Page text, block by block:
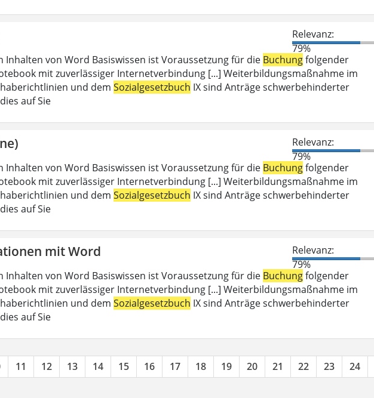
Relevanz:
79%
von Word Basiswissen ist Voraussetzung für die Buchungfolgender
mit zuverlässiger Internetverbindung [...] Weiterbildungsmaßnahme im
und dem Sozialgesetzbuch IX sind Anträge schwerbehinderter
auf Sie
Relevanz:
79%
von Word Basiswissen ist Voraussetzung für die Buchungfolgender
mit zuverlässiger Internetverbindung [...] Weiterbildungsmaßnahme im
und dem Sozialgesetzbuch IX sind Anträge schwerbehinderter
auf Sie
mit Word
Relevanz:
79%
von Word Basiswissen ist Voraussetzung für die Buchungfolgender
mit zuverlässiger Internetverbindung [...] Weiterbildungsmaßnahme im
und dem Sozialgesetzbuch IX sind Anträge schwerbehinderter
auf Sie
11 12 13 14 15 16 17 18 19 20 21 22 23 24